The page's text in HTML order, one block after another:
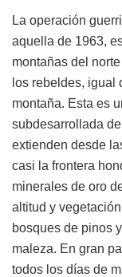
La operación
aquella de 1963,
montañas del
los rebeldes, igual
montaña. Esta es
subdesarrollada
extienden desde
casi la frontera
minerales de oro
altitud y
bosques de pinos
maleza. En gran
todos los días de